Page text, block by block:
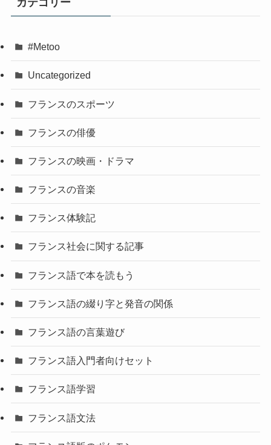
カテゴリー
#Metoo
Uncategorized
フランスのスポーツ
フランスの俳優
フランスの映画・ドラマ
フランスの音楽
フランス体験記
フランス社会に関する記事
フランス語で本を読もう
フランス語の綴り字と発音の関係
フランス語の言葉遊び
フランス語入門者向けセット
フランス語学習
フランス語文法